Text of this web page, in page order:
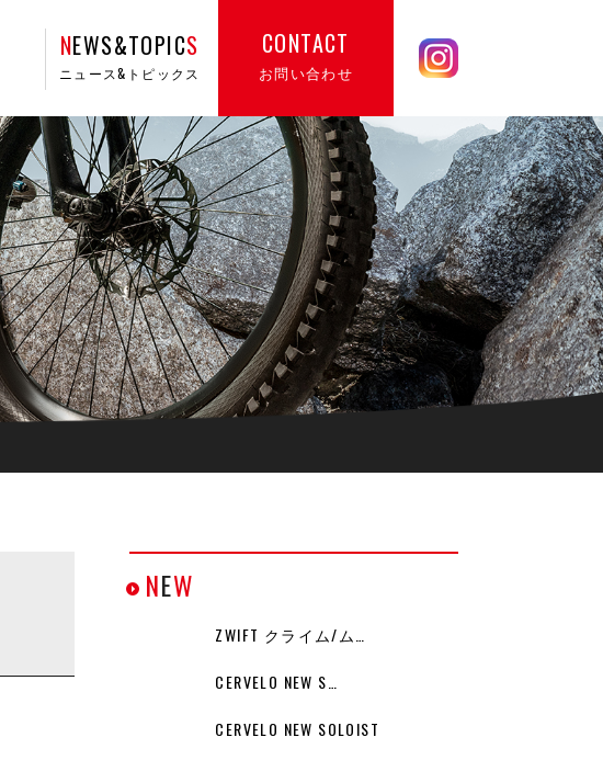
NEWS&TOPICS
ニュース&トピックス
CONTACT
お問い合わせ
NEW
ZWIFT クライム/ム…
CERVELO NEW S…
CERVELO NEW SOLOIST